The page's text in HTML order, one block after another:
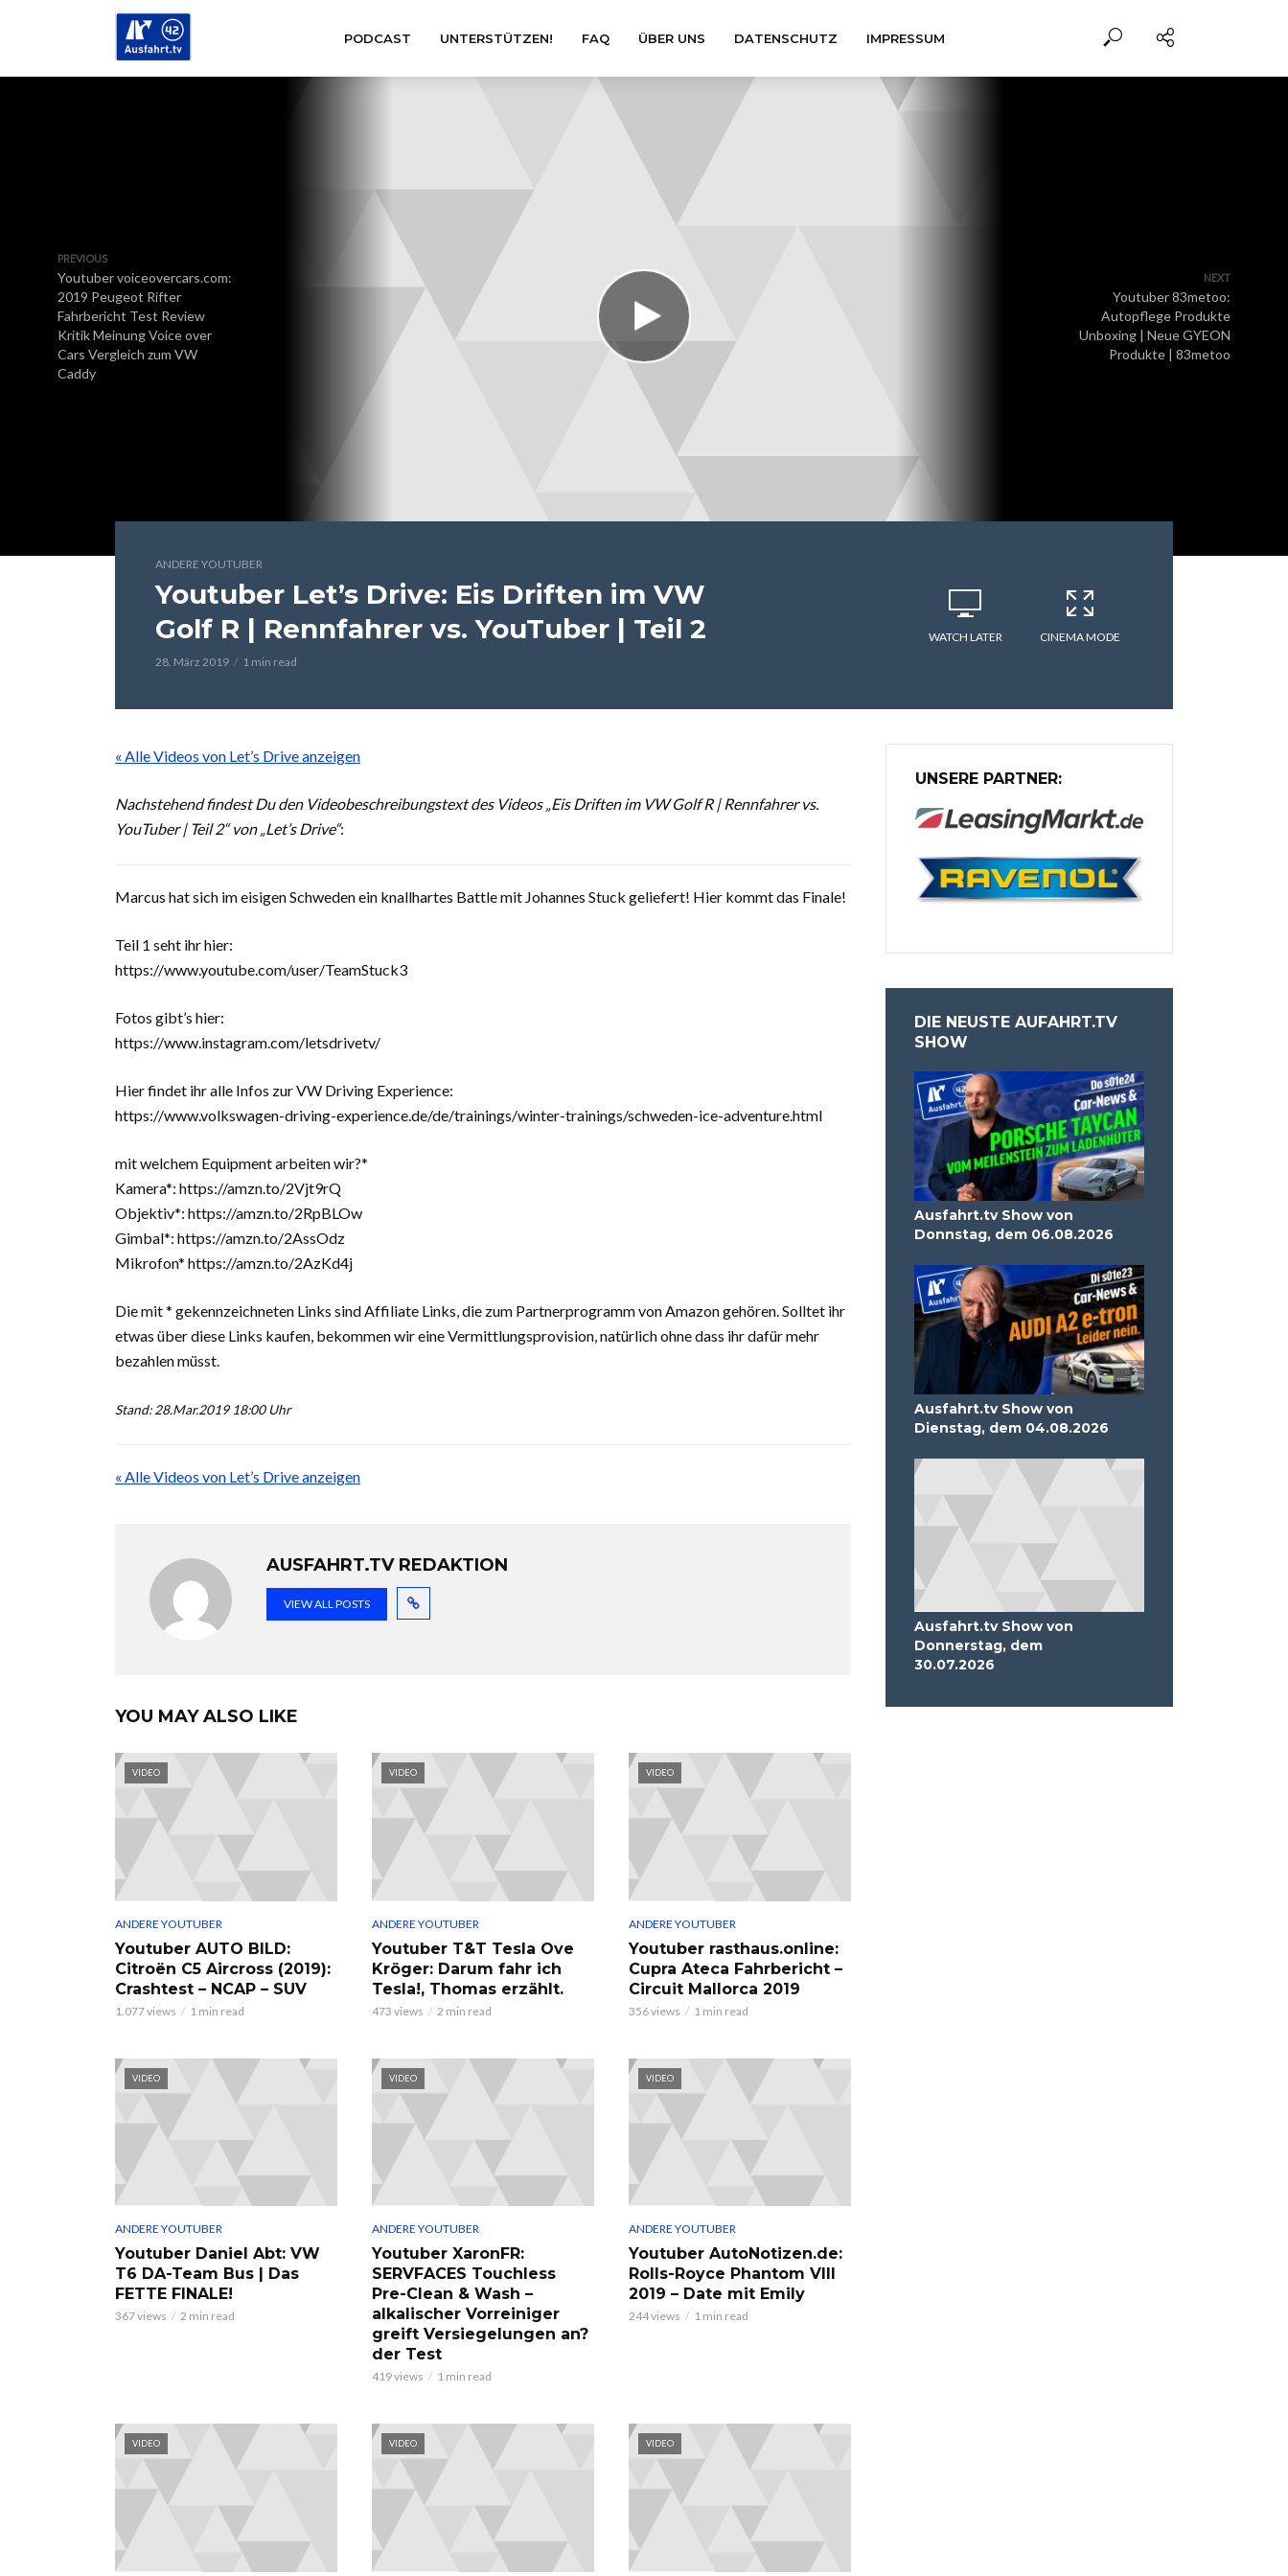
PODCAST UNTERSTÜTZEN! FAQ ÜBER UNS DATENSCHUTZ IMPRESSUM
PREVIOUS
Youtuber voiceovercars.com:
2019 Peugeot Rifter
Fahrbericht Test Review
Kritik Meinung Voice over
Cars Vergleich zum VW
Caddy
NEXT
Youtuber 83metoo:
Autopflege Produkte
Unboxing | Neue GYEON
Produkte | 83metoo
ANDERE YOUTUBER
Youtuber Let’s Drive: Eis Driften im VW
Golf R | Rennfahrer vs. YouTuber | Teil 2
28. März 2019 1 min read
WATCH LATER CINEMA MODE
« Alle Videos von Let’s Drive anzeigen
Nachstehend findest Du den Videobeschreibungstext des Videos „Eis Driften im VW Golf R | Rennfahrer vs.
YouTuber | Teil 2“ von „Let’s Drive“:
Marcus hat sich im eisigen Schweden ein knallhartes Battle mit Johannes Stuck geliefert! Hier kommt das Finale!
Teil 1 seht ihr hier:
https://www.youtube.com/user/TeamStuck3
Fotos gibt’s hier:
https://www.instagram.com/letsdrivetv/
Hier findet ihr alle Infos zur VW Driving Experience:
https://www.volkswagen-driving-experience.de/de/trainings/winter-trainings/schweden-ice-adventure.html
mit welchem Equipment arbeiten wir?*
Kamera*: https://amzn.to/2Vjt9rQ
Objektiv*: https://amzn.to/2RpBLOw
Gimbal*: https://amzn.to/2AssOdz
Mikrofon* https://amzn.to/2AzKd4j
Die mit * gekennzeichneten Links sind Affiliate Links, die zum Partnerprogramm von Amazon gehören. Solltet ihr
etwas über diese Links kaufen, bekommen wir eine Vermittlungsprovision, natürlich ohne dass ihr dafür mehr
bezahlen müsst.
Stand: 28.Mar.2019 18:00 Uhr
« Alle Videos von Let’s Drive anzeigen
AUSFAHRT.TV REDAKTION
VIEW ALL POSTS
YOU MAY ALSO LIKE
VIDEO
ANDERE YOUTUBER
Youtuber AUTO BILD:
Citroën C5 Aircross (2019):
Crashtest – NCAP – SUV
1.077 views 1 min read
VIDEO
ANDERE YOUTUBER
Youtuber T&T Tesla Ove
Kröger: Darum fahr ich
Tesla!, Thomas erzählt.
473 views 2 min read
VIDEO
ANDERE YOUTUBER
Youtuber rasthaus.online:
Cupra Ateca Fahrbericht –
Circuit Mallorca 2019
356 views 1 min read
VIDEO
ANDERE YOUTUBER
Youtuber Daniel Abt: VW
T6 DA-Team Bus | Das
FETTE FINALE!
367 views 2 min read
VIDEO
ANDERE YOUTUBER
Youtuber XaronFR:
SERVFACES Touchless
Pre-Clean & Wash –
alkalischer Vorreiniger
greift Versiegelungen an?
der Test
419 views 1 min read
VIDEO
ANDERE YOUTUBER
Youtuber AutoNotizen.de:
Rolls-Royce Phantom VIII
2019 – Date mit Emily
244 views 1 min read
VIDEO VIDEO VIDEO
UNSERE PARTNER:
DIE NEUSTE AUFAHRT.TV
SHOW
Ausfahrt.tv Show von
Donnstag, dem 06.08.2026
Ausfahrt.tv Show von
Dienstag, dem 04.08.2026
Ausfahrt.tv Show von
Donnerstag, dem
30.07.2026